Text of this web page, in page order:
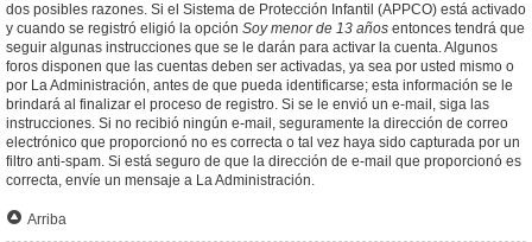
dos posibles razones. Si el Sistema de Protección Infantil (APPCO) está activado
y cuando se registró eligió la opción Soy menor de 13 años entonces tendrá que
seguir algunas instrucciones que se le darán para activar la cuenta. Algunos
foros disponen que las cuentas deben ser activadas, ya sea por usted mismo o
por La Administración, antes de que pueda identificarse; esta información se le
brindará al finalizar el proceso de registro. Si se le envió un e-mail, siga las
instrucciones. Si no recibió ningún e-mail, seguramente la dirección de correo
electrónico que proporcionó no es correcta o tal vez haya sido capturada por un
filtro anti-spam. Si está seguro de que la dirección de e-mail que proporcionó es
correcta, envíe un mensaje a La Administración.
Arriba